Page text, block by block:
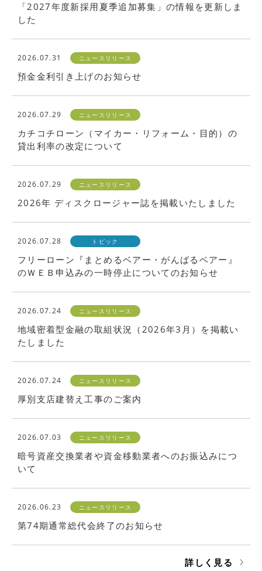
「2027年度新採用夏季追加募集」の情報を更新しま
した
2026.07.31 ニュースリリース
預金金利引き上げのお知らせ
2026.07.29 ニュースリリース
カチコチローン（マイカー・リフォーム・目的）の
貸出利率の改定について
2026.07.29 ニュースリリース
2026年 ディスクロージャー誌を掲載いたしました
2026.07.28 トピック
フリーローン『まとめるベアー・がんばるベアー』
のＷＥＢ申込みの一時停止についてのお知らせ
2026.07.24 ニュースリリース
地域密着型金融の取組状況（2026年3月）を掲載い
たしました
2026.07.24 ニュースリリース
厚別支店建替え工事のご案内
2026.07.03 ニュースリリース
暗号資産交換業者や資金移動業者へのお振込みにつ
いて
2026.06.23 ニュースリリース
第74期通常総代会終了のお知らせ
詳しく見る